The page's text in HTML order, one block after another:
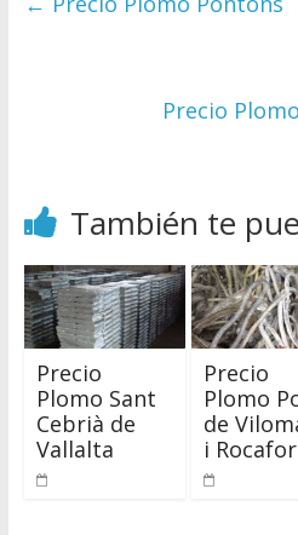
Precio
También te
Precio
Plomo Sant
Cebrià de
Vallalta
Precio
Plomo
de
i